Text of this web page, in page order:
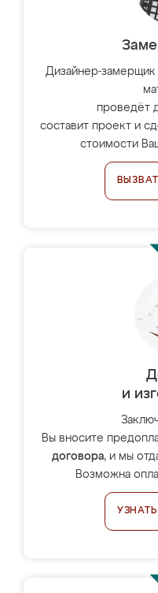
Дизайнер-замерщик
проведёт
составит проект и
стоимости
и
Вы вносите
договора, и мы
Возможна